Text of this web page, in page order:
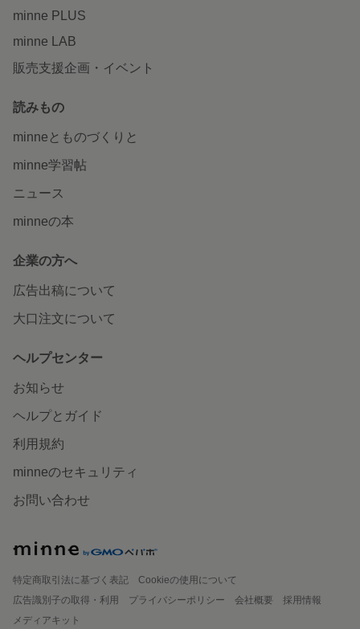
minne PLUS
minne LAB
販売支援企画・イベント
読みもの
minneとものづくりと
minne学習帖
ニュース
minneの本
企業の方へ
広告出稿について
大口注文について
ヘルプセンター
お知らせ
ヘルプとガイド
利用規約
minneのセキュリティ
お問い合わせ
特定商取引法に基づく表記
Cookieの使用について
広告識別子の取得・利用
プライバシーポリシー 会社概要
採用情報
メディアキット